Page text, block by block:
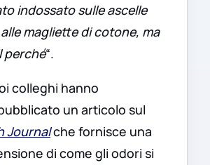
indossato sulle ascelle
magliette di cotone, ma
perché“.
colleghi hanno
un articolo sul
Journalche fornisce una
di come gli odori si